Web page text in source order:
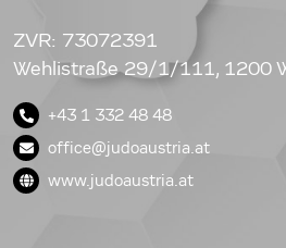
ZVR: 73072391
Wehlistraße 29/1/111, 1200
+43 1 332 48 48
office@judoaustria.at
www.judoaustria.at